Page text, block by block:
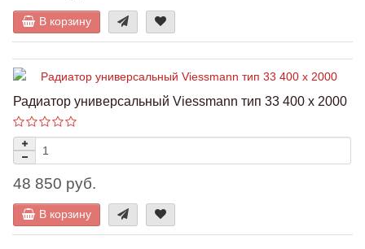
В корзину
Радиатор универсальный Viessmann тип 33 400 x 2000
48 850 руб.
В корзину